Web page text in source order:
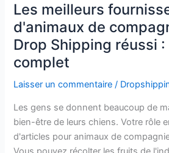
Les meilleurs
d'animaux de
Drop Shipping réussi :
complet
Laisser un commentaire /
Les gens se donnent beaucoup de
bien-être de leurs chiens. Votre rôle
d'articles pour animaux de